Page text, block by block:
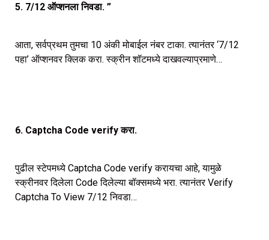
5. 7/12 ऑप्शनला निवडा. ”
आता, सर्वप्रथम तुमचा 10 अंकी मोबाईल नंबर टाका. त्यानंतर ‘7/12
पहा’ ऑप्शनवर क्लिक करा. स्क्रीन शॉटमध्ये दाखवल्याप्रमाणे…
6. Captcha Code verify करा.
पुढील स्टेपमध्ये Captcha Code verify करायचा आहे, यामुळे
स्क्रीनवर दिलेला Code दिलेल्या बॉक्समध्ये भरा. त्यानंतर Verify
Captcha To View 7/12 निवडा…